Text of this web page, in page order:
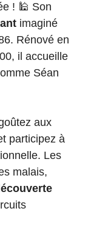
! 🕌 Son
imaginé
Rénové en
il accueille
Séan
aux
participez à
Les
malais,